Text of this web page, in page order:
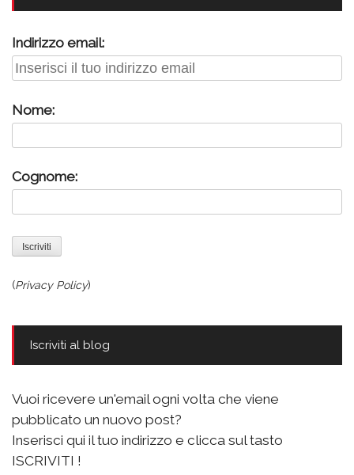
Indirizzo email:
Nome:
Cognome:
(Privacy Policy)
Iscriviti al blog
Vuoi ricevere un'email ogni volta che viene
pubblicato un nuovo post?
Inserisci qui il tuo indirizzo e clicca sul tasto
ISCRIVITI !